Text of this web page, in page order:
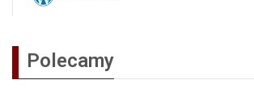
Polecamy